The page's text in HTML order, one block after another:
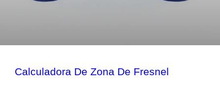
Calculadora De Zona De Fresnel